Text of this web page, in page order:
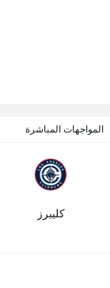
المواجهات المباشرة
كليبرز